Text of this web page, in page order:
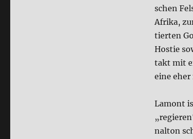
schen
Afri­ka,
tier­ten
Hostie
takt mit
eine
Lamont
nal­ton